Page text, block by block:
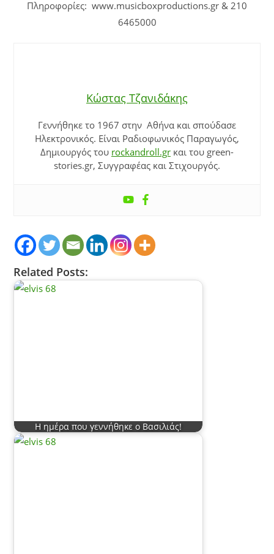
Πληροφορίες: www.musicboxproductions.gr & 210
6465000
Κώστας Τζανιδάκης
Γεννήθηκε το 1967 στην Αθήνα και σπούδασε
Ηλεκτρονικός. Είναι Ραδιοφωνικός Παραγωγός,
Δημιουργός του rockandroll.gr και του green-
stories.gr, Συγγραφέας και Στιχουργός.
Related Posts:
Η ημέρα που γεννήθηκε ο Βασιλιάς!